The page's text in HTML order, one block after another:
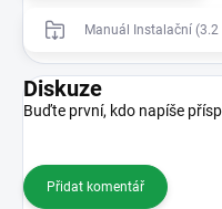
Manuál Instalační (3.2
Diskuze
Buďte první, kdo napíše
Přidat komentář